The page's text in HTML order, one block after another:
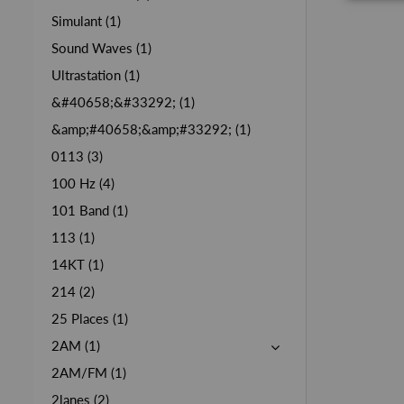
Simulant (1)
Sound Waves (1)
Ultrastation (1)
&#40658;&#33292; (1)
&amp;#40658;&amp;#33292; (1)
0113 (3)
100 Hz (4)
101 Band (1)
113 (1)
14KT (1)
214 (2)
25 Places (1)
2AM (1)
2AM/FM (1)
2lanes (2)